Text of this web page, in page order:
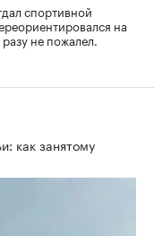
спортивной
на
не пожалел.
как занятому